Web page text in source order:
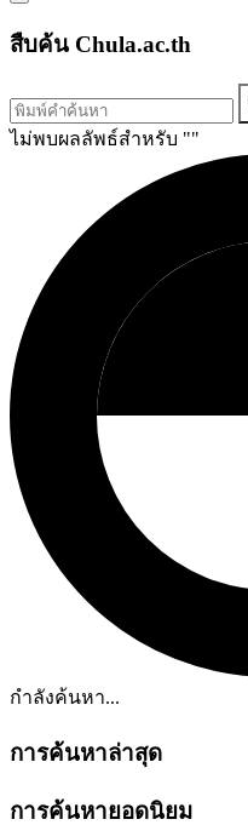
สืบค้น Chula.ac.th
ไม่พบผลลัพธ์สำหรับ ""
กำลังค้นหา...
การค้นหาล่าสุด
การค้นหายอดนิยม